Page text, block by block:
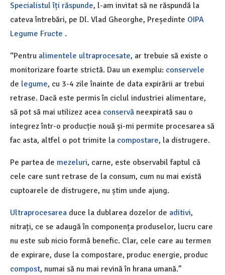
Specialistul îți răspunde, l-am invitat să ne răspundă la
cateva întrebări, pe Dl. Vlad Gheorghe, Președinte OIPA
Legume Fructe .
“Pentru alimentele ultraprocesate, ar trebuie să existe o
monitorizare foarte strictă. Dau un exemplu: conservele
de legume, cu 3-4 zile înainte de data expirării ar trebui
retrase. Dacă este permis în ciclul industriei alimentare,
să pot să mai utilizez acea conservă neexpirată sau o
integrez într-o producție nouă și-mi permite procesarea să
fac asta, altfel o pot trimite la compostare, la distrugere.
Pe partea de mezeluri, carne, este observabil faptul că
cele care sunt retrase de la consum, cum nu mai există
cuptoarele de distrugere, nu știm unde ajung.
Ultraprocesarea duce la dublarea dozelor de aditivi,
nitrați, ce se adaugă în componența produselor, lucru care
nu este sub nicio formă benefic. Clar, cele care au termen
de expirare, duse la compostare, produc energie, produc
compost, numai să nu mai revină în hrana umană.”